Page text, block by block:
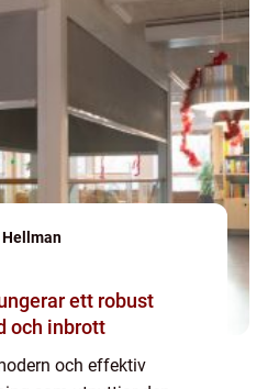
och inbrott
och effektiv